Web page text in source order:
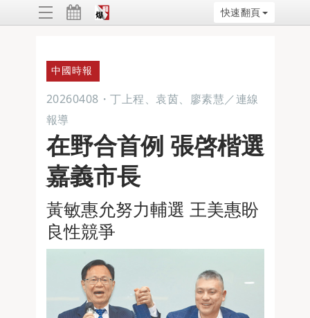
快速翻頁
中國時報
20260408 ・ 丁上程、袁茵、廖素慧／連線
報導
在野合首例 張啓楷選
嘉義市長
黃敏惠允努力輔選 王美惠盼
良性競爭